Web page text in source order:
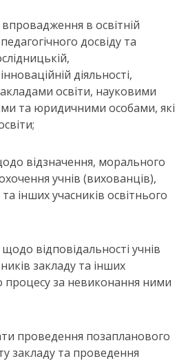
в освітній
досвіду та
діяльності,
освіти, науковими
та юридичними особами, які
відзначення, морального
учнів (вихованців),
інших учасників освітнього
відповідальності учнів
закладу та інших
процесу за невиконання ними
проведення позапланового
закладу та проведення